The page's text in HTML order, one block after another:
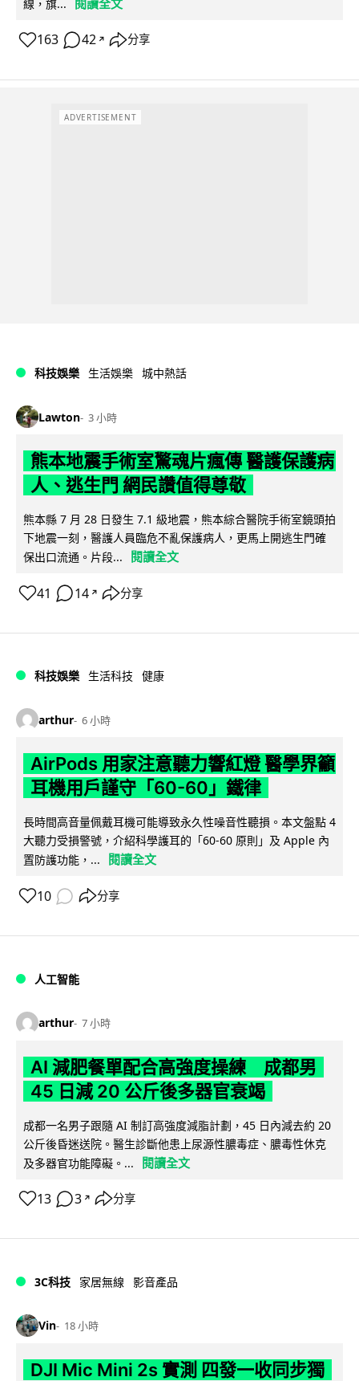
線，旗... 閱讀全文
163 42 ↗ 分享
ADVERTISEMENT
科技娛樂 生活娛樂 城中熱話
Lawton 3 小時
熊本地震手術室驚魂片瘋傳 醫護保護病
人、逃生門 網民讚值得尊敬
熊本縣 7 月 28 日發生 7.1 級地震，熊本綜合醫院手術室鏡頭拍
下地震一刻，醫護人員臨危不亂保護病人，更馬上開逃生門確
保出口流通。片段...
閱讀全文
41 14 ↗ 分享
科技娛樂 生活科技 健康
arthur 6 小時
AirPods 用家注意聽力響紅燈 醫學界籲
耳機用戶謹守「60-60」鐵律
長時間高音量佩戴耳機可能導致永久性噪音性聽損。本文盤點 4
大聽力受損警號，介紹科學護耳的「60-60 原則」及 Apple 內
置防護功能，...
閱讀全文
10 分享
人工智能
arthur 7 小時
AI 減肥餐單配合高強度操練 成都男
45 日減 20 公斤後多器官衰竭
成都一名男子跟隨 AI 制訂高強度減脂計劃，45 日內減去約 20
公斤後昏迷送院。醫生診斷他患上尿源性膿毒症、膿毒性休克
及多器官功能障礙。...
閱讀全文
13 3 ↗ 分享
3C科技 家居無線 影音產品
Vin 18 小時
DJI Mic Mini 2s 實測 四發一收同步獨